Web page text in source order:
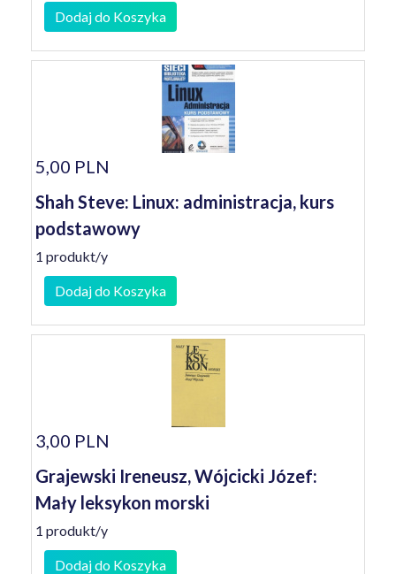
Dodaj do Koszyka
5,00 PLN
Shah Steve: Linux: administracja, kurs
podstawowy
1 produkt/y
Dodaj do Koszyka
3,00 PLN
Grajewski Ireneusz, Wójcicki Józef:
Mały leksykon morski
1 produkt/y
Dodaj do Koszyka